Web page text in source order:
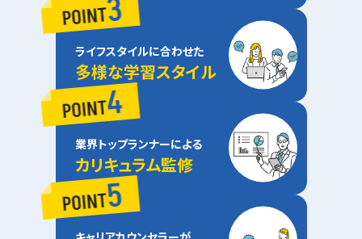
ライフスタイルに合わせた
多様な学習スタイル
業界トップランナーによる
カリキュラム監修